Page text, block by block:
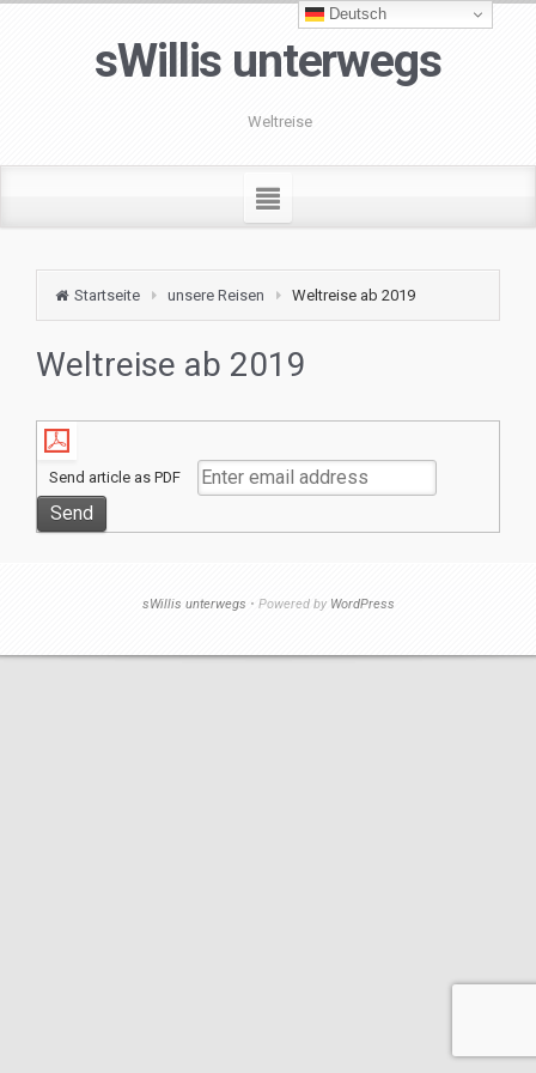
sWillis unterwegs
Weltreise
Startseite unsere Reisen Weltreise ab 2019
Weltreise ab 2019
Send article as PDF
sWillis unterwegs • Powered by WordPress
Deutsch